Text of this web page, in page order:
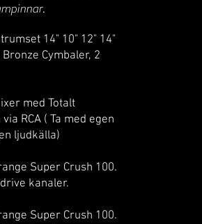
14" 10" 12" 14"
Cymbaler, 2
med Totalt
RCA ( Ta med egen
ljudkälla)
Super Crush 100.
kanaler.
Super Crush 100.